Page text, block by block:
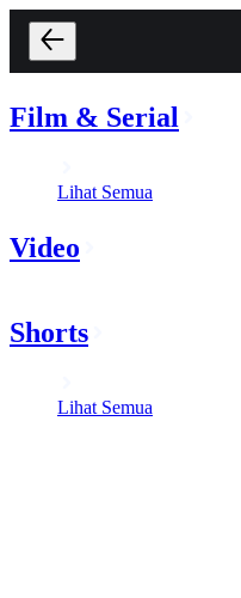
Film & Serial
Lihat Semua
Video
Shorts
Lihat Semua